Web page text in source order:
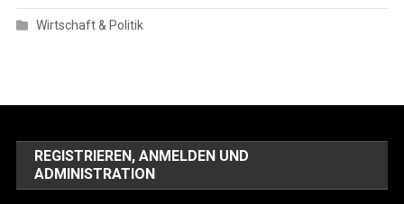
Wirtschaft & Politik
REGISTRIEREN, ANMELDEN UND
ADMINISTRATION